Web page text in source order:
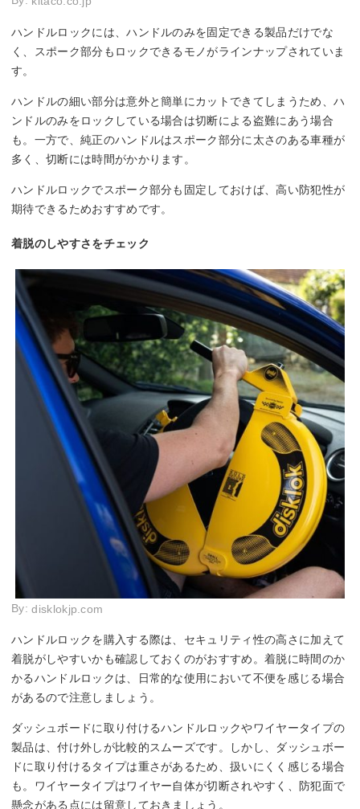
ハンドルロックには、ハンドルのみを固定できる製品だけでな
く、スポーク部分もロックできるモノがラインナップされていま
す。
ハンドルの細い部分は意外と簡単にカットできてしまうため、ハ
ンドルのみをロックしている場合は切断による盗難にあう場合
も。一方で、純正のハンドルはスポーク部分に太さのある車種が
多く、切断には時間がかかります。
ハンドルロックでスポーク部分も固定しておけば、高い防犯性が
期待できるためおすすめです。
着脱のしやすさをチェック
By:disklokjp.com
ハンドルロックを購入する際は、セキュリティ性の高さに加えて
着脱がしやすいかも確認しておくのがおすすめ。着脱に時間のか
かるハンドルロックは、日常的な使用において不便を感じる場合
があるので注意しましょう。
ダッシュボードに取り付けるハンドルロックやワイヤータイプの
製品は、付け外しが比較的スムーズです。しかし、ダッシュボー
ドに取り付けるタイプは重さがあるため、扱いにくく感じる場合
も。ワイヤータイプはワイヤー自体が切断されやすく、防犯面で
懸念がある点には留意しておきましょう。